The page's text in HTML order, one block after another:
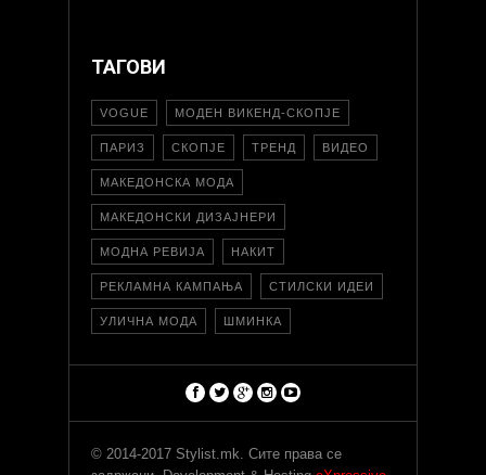
ТАГОВИ
VOGUE МОДЕН ВИКЕНД-СКОПЈЕ
ПАРИЗ СКОПЈЕ ТРЕНД ВИДЕО
МАКЕДОНСКА МОДА
МАКЕДОНСКИ ДИЗАЈНЕРИ
МОДНА РЕВИЈА НАКИТ
РЕКЛАМНА КАМПАЊА СТИЛСКИ ИДЕИ
УЛИЧНА МОДА ШМИНКА
© 2014-2017 Stylist.mk. Сите права се